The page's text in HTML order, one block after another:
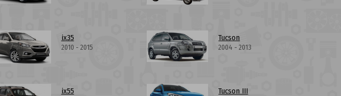
ix35
2010 - 2015
ix55
Tucson
2004 - 2013
Tucson III